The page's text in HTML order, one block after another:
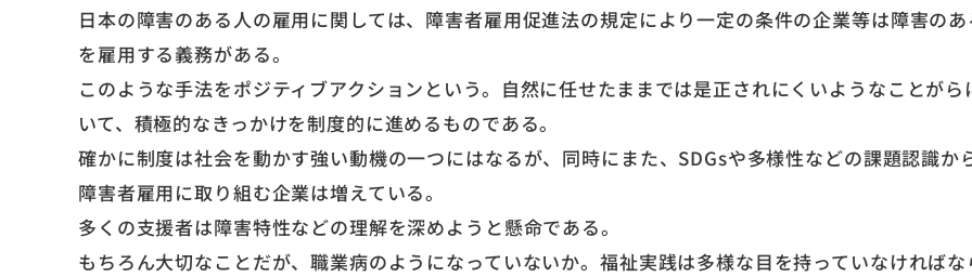
日本の障害のある人の雇用に関しては、障害者雇用促進法の規定により一定の条件の企業等は障害の
を雇用する義務がある。
このような手法をポジティブアクションという。自然に任せたままでは是正されにくいようなことがら
いて、積極的なきっかけを制度的に進めるものである。
確かに制度は社会を動かす強い動機の一つにはなるが、同時にまた、SDGsや多様性などの課題認識か
障害者雇用に取り組む企業は増えている。
多くの支援者は障害特性などの理解を深めようと懸命である。
もちろん大切なことだが、職業病のようになっていないか。福祉実践は多様な目を持っていなければな